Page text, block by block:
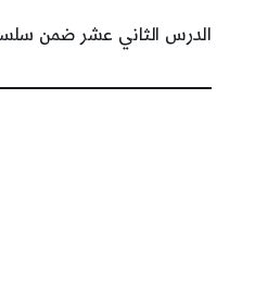
الدرس الثاني عشر ضمن